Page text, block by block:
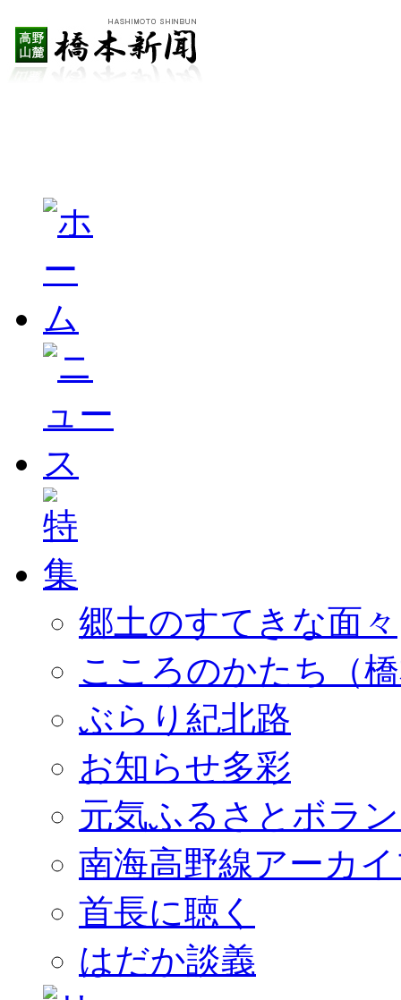
郷土のすてきな面々
こころのかたち（
ぶらり紀北路
お知らせ多彩
元気ふるさとボラ
南海高野線アーカ
首長に聴く
はだか談義